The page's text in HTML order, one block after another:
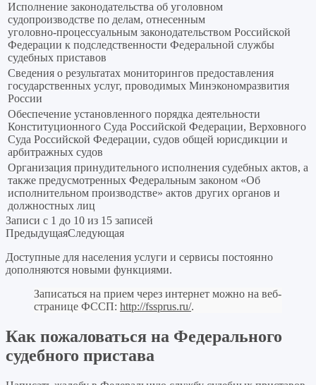
Исполнение законодательства об уголовном
судопроизводстве по делам, отнесенным
уголовно‑процессуальным законодательством Российской
Федерации к подследственности Федеральной службы
судебных приставов
Сведения о результатах мониторингов предоставления
государственных услуг, проводимых Минэкономразвития
России
Обеспечение установленного порядка деятельности
Конституционного Суда Российской Федерации, Верховного
Суда Российской Федерации, судов общей юрисдикции и
арбитражных судов
Организация принудительного исполнения судебных актов, а
также предусмотренных Федеральным законом «Об
исполнительном производстве» актов других органов и
должностных лиц
Записи с 1 до 10 из 15 записей
ПредыдущаяСледующая
Доступные для населения услуги и сервисы постоянно
дополняются новыми функциями.
Записаться на прием через интернет можно на веб-
странице ФССП: http://fssprus.ru/.
Как пожаловаться на Федерального
судебного пристава